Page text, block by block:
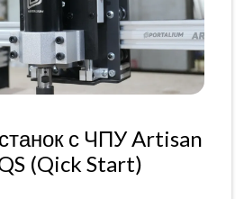
с ЧПУ Artisan
(Qick Start)